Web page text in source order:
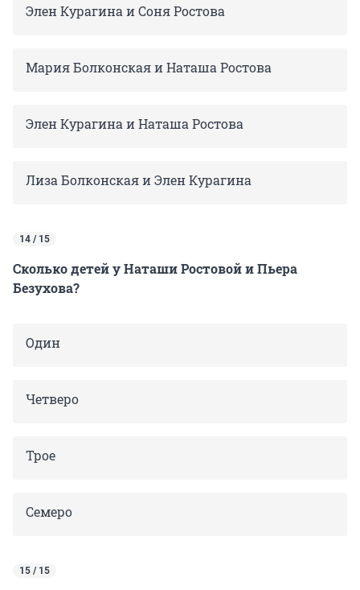
Элен Курагина и Соня Ростова
Мария Болконская и Наташа Ростова
Элен Курагина и Наташа Ростова
Лиза Болконская и Элен Курагина
14 / 15
Сколько детей у Наташи Ростовой и Пьера
Безухова?
Один
Четверо
Трое
Семеро
15 / 15